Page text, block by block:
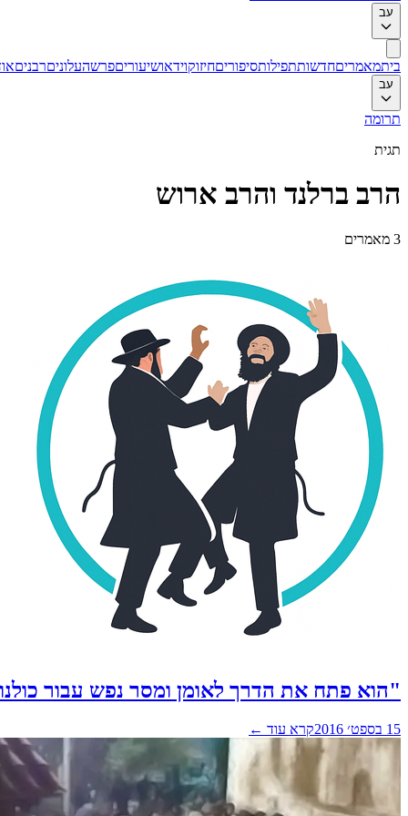
עב
ביתמאמריםחדשותתפילותסיפוריםחיזוקוידאושיעוריםפרשהעלוניםרבנים
עב
תרומה
תגית
הרב ברלנד והרב ארוש
3 מאמרים
"הוא פתח את הדרך לאומן ומסר נפש עבור
15 בספט׳ 2016 קרא עוד ←